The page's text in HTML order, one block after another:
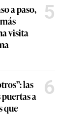
a paso,
visita
5
las
a
que
6